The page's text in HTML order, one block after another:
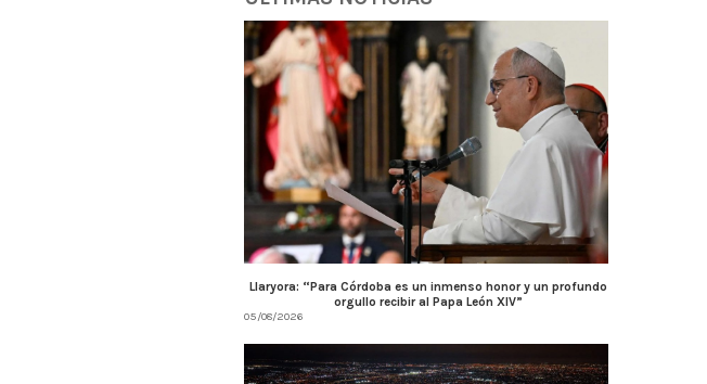
Llaryora: “Para Córdoba es un inmenso honor y un profundo
orgullo recibir al Papa León XIV”
05/08/2026